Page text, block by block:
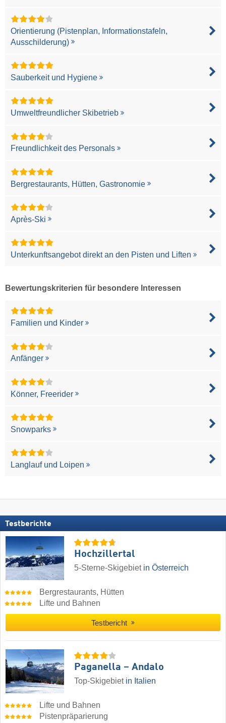
Orientierung (Pistenplan, Informationstafeln,
Ausschilderung)
Sauberkeit und Hygiene
Umweltfreundlicher Skibetrieb
Freundlichkeit des Personals
Bergrestaurants, Hütten, Gastronomie
Après-Ski
Unterkunftsangebot direkt an den Pisten und Liften
Bewertungskriterien für besondere Interessen
Familien und Kinder
Anfänger
Könner, Freerider
Snowparks
Langlauf und Loipen
Testberichte
Hochzillertal
5-Sterne-Skigebiet in Österreich
Bergrestaurants, Hütten
Lifte und Bahnen
Testbericht
Paganella – Andalo
Top-Skigebiet in Italien
Lifte und Bahnen
Pistenpräparierung